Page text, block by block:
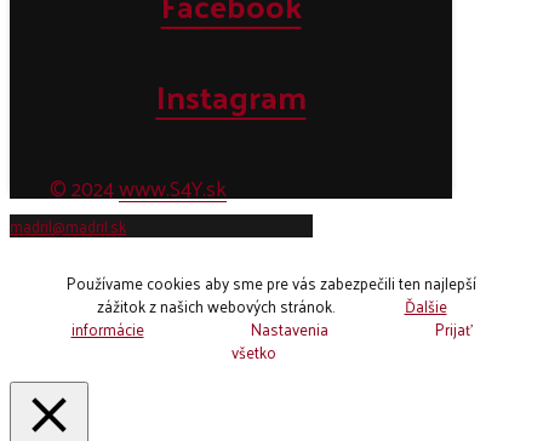
Instagram
© 2024www.S4Y.sk
madril@madril.sk
Používame cookies aby sme pre vás zabezpečili ten najlepší
zážitok z našich webových stránok.
Ďalšie
informácie
Nastavenia
Prijať
všetko